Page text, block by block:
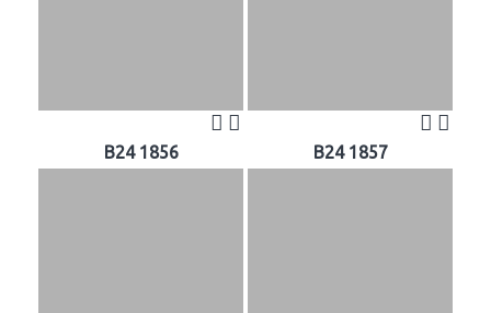
B24 1856 B24 1857